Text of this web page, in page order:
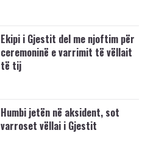
Ekipi i Gjestit del me njoftim për
ceremoninë e varrimit të vëllait
të tij
Humbi jetën në aksident, sot
varroset vëllai i Gjestit